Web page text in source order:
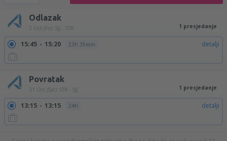
Odlazak
2 Oct (Fri) SJJ - STR 1 presjedanje
15:45 15:20 23h 35min detalji
Povratak
31 Oct (Sat) STR - SJJ 1 presjedanje
13:15 13:15 24h detalji